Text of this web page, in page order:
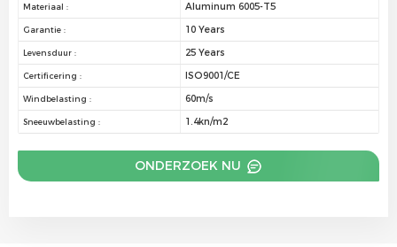
Materiaal : Aluminum 6005-T5
Garantie : 10 Years
Levensduur : 25 Years
Certificering : ISO9001/CE
Windbelasting : 60m/s
Sneeuwbelasting : 1.4kn/m2
ONDERZOEK NU